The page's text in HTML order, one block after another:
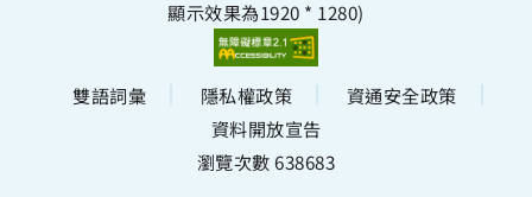
顯示效果為1920 * 1280)
雙語詞彙 隱私權政策
資通安全政策
資料開放宣告
瀏覽次數 638683